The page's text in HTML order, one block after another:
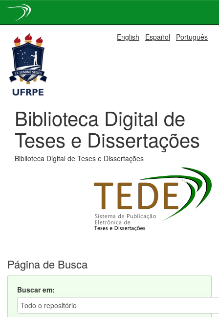
navigation
English Español Português
Biblioteca Digital de
Teses e Dissertações
Biblioteca Digital de Teses e Dissertações
Página de Busca
Buscar em: